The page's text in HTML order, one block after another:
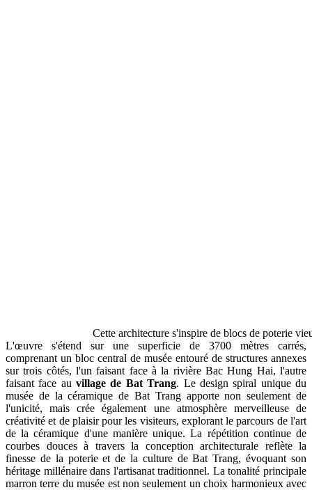
Cette architecture s'inspire de blocs de poterie
L'œuvre s'étend sur une superficie de 3700 mètres carrés,
comprenant un bloc central de musée entouré de structures annexes
sur trois côtés, l'un faisant face à la rivière Bac Hung Hai, l'autre
faisant face auvillage de Bat Trang. Le design spiral unique du
musée de la céramique de Bat Trang apporte non seulement de
l'unicité, mais crée également une atmosphère merveilleuse de
créativité et de plaisir pour les visiteurs, explorant le parcours de l'art
de la céramique d'une manière unique. La répétition continue de
courbes douces à travers la conception architecturale reflète la
finesse de la poterie et de la culture de Bat Trang, évoquant son
héritage millénaire dans l'artisanat traditionnel. La tonalité principale
marron terre du musée est non seulement un choix harmonieux avec